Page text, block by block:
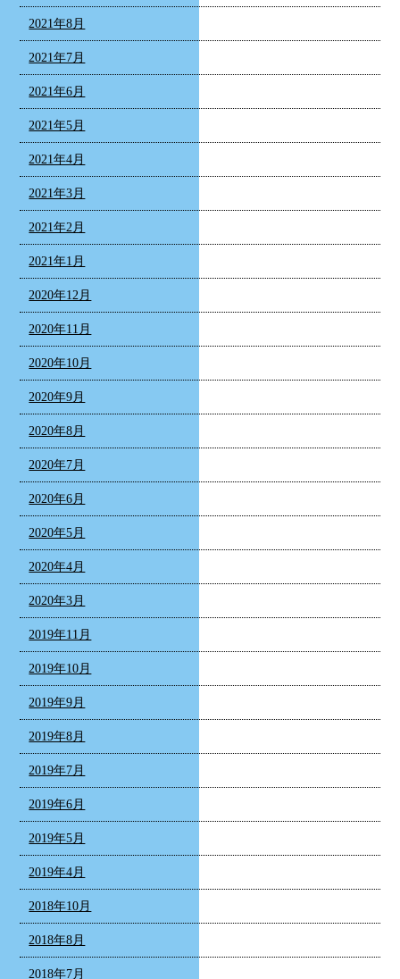
2021年8月
2021年7月
2021年6月
2021年5月
2021年4月
2021年3月
2021年2月
2021年1月
2020年12月
2020年11月
2020年10月
2020年9月
2020年8月
2020年7月
2020年6月
2020年5月
2020年4月
2020年3月
2019年11月
2019年10月
2019年9月
2019年8月
2019年7月
2019年6月
2019年5月
2019年4月
2018年10月
2018年8月
2018年7月